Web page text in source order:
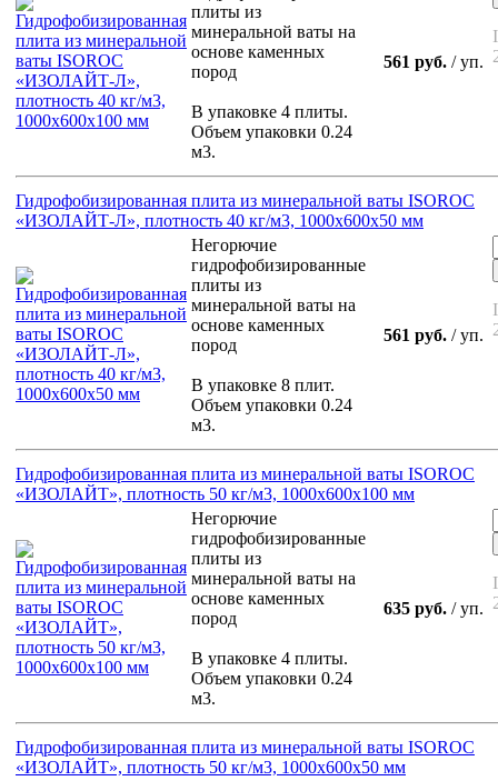
плиты из
минеральной ваты на
основе каменных
пород
В упаковке 4 плиты.
Объем упаковки 0.24
м3.
561 руб. / уп.
Гидрофобизированная плита из минеральной ваты ISOROC
«ИЗОЛАЙТ-Л», плотность 40 кг/м3, 1000х600х50 мм
Негорючие
гидрофобизированные
плиты из
минеральной ваты на
основе каменных
пород
В упаковке 8 плит.
Объем упаковки 0.24
м3.
561 руб. / уп.
Гидрофобизированная плита из минеральной ваты ISOROC
«ИЗОЛАЙТ», плотность 50 кг/м3, 1000х600х100 мм
Негорючие
гидрофобизированные
плиты из
минеральной ваты на
основе каменных
пород
В упаковке 4 плиты.
Объем упаковки 0.24
м3.
635 руб. / уп.
Гидрофобизированная плита из минеральной ваты ISOROC
«ИЗОЛАЙТ», плотность 50 кг/м3, 1000х600х50 мм